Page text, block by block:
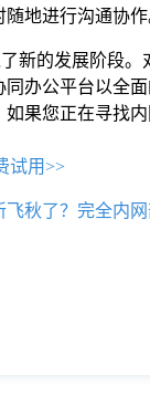
地进行沟通协作
新的发展阶段
办公平台以全
果您正在寻找
试用>>
飞秋了？完全内